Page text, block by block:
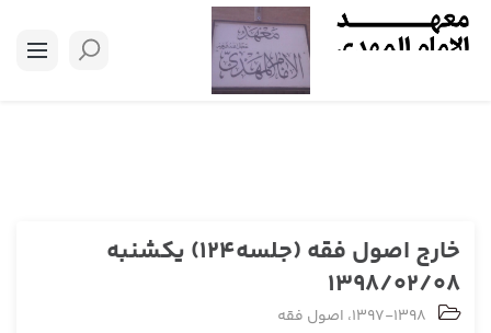
خارج اصول فقه (جلسه124) یکشنبه
1398/02/08
1397-1398، اصول فقه